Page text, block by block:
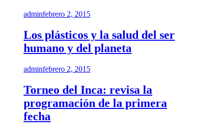
adminfebrero 2, 2015
Los plásticos y la salud del ser
humano y del planeta
adminfebrero 2, 2015
Torneo del Inca: revisa la
programación de la primera
fecha